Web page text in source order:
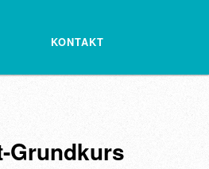
KONTAKT
Grundkurs